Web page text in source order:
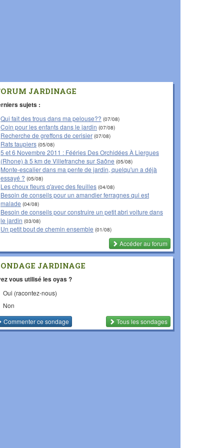
JARDINAGE
sujets :
Qui fait des trous dans ma pelouse?? (07/08)
Coin pour les enfants dans le jardin (07/08)
Recherche de greffons de cerisier (07/08)
Rats taupiers (05/08)
5 et 6 Novembre 2011 : Fééries Des Orchidées À Liergues
(Rhone) à 5 km de Villefranche sur Saône (05/08)
Monte-escalier dans ma pente de jardin, quelqu'un a déjà
essayé ? (05/08)
Les choux fleurs q'avec des feuilles (04/08)
Besoin de conseils pour un amandier ferragnes qui est
malade (04/08)
Besoin de conseils pour construire un petit abri voiture dans
le jardin (03/08)
Un petit bout de chemin ensemble (01/08)
Accéder au forum
JARDINAGE
vous utilisé les oyas ?
Oui (racontez-nous)
Non
Commenterce sondage Tous les sondages